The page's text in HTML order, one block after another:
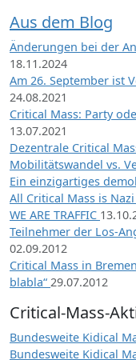
Aus dem Blog
Änderungen bei der
18.11.2024
Am 26. September ist
24.08.2021
Critical Mass: Party
13.07.2021
Dezentrale Critical
Mobilitätswandel vs.
Ein einzigartiges
All Critical Mass is Nazi
WE ARE TRAFFIC
Teilnehmer der Los-
02.09.2012
Critical Mass in
blabla“ 29.07.2012
Critical-Mass-
Bundesweite Kidical
Bundesweite Kidical